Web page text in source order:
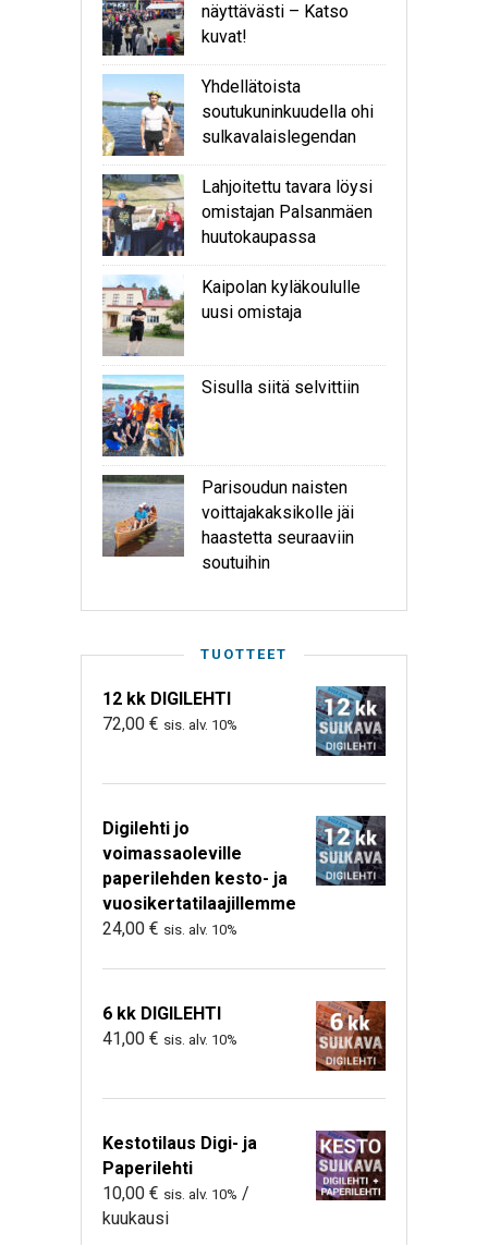
näyttävästi – Katso
kuvat!
Yhdellätoista
soutukuninkuudella ohi
sulkavalaislegendan
Lahjoitettu tavara löysi
omistajan Palsanmäen
huutokaupassa
Kaipolan kyläkoululle
uusi omistaja
Sisulla siitä selvittiin
Parisoudun naisten
voittajakaksikolle jäi
haastetta seuraaviin
soutuihin
TUOTTEET
12 kk DIGILEHTI
72,00 € sis. alv. 10%
Digilehti jo
voimassaoleville
paperilehden kesto- ja
vuosikertatilaajillemme
24,00 € sis. alv. 10%
6 kk DIGILEHTI
41,00 € sis. alv. 10%
Kestotilaus Digi- ja
Paperilehti
10,00 € sis. alv. 10% /
kuukausi